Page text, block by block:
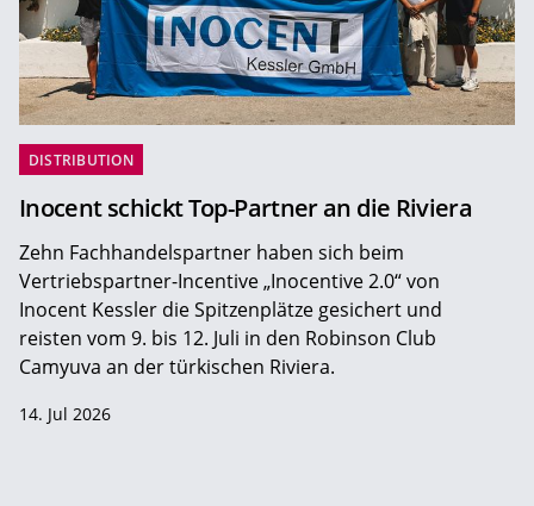
DISTRIBUTION
Inocent schickt Top-Partner an die Riviera
Zehn Fachhandelspartner haben sich beim
Vertriebspartner-Incentive „Inocentive 2.0“ von
Inocent Kessler die Spitzenplätze gesichert und
reisten vom 9. bis 12. Juli in den Robinson Club
Camyuva an der türkischen Riviera.
14. Jul 2026